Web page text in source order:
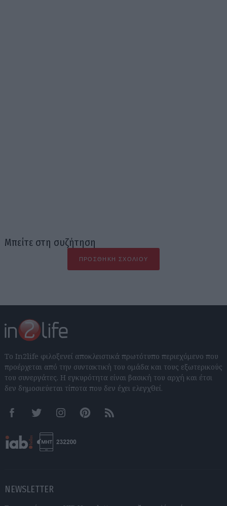
Μπείτε στη συζήτηση
ΠΡΟΣΘΉΚΗ ΣΧΟΛΊΟΥ
Το In2life φιλοξενεί αποκλειστικά πρωτότυπο περιεχόμενο που
προέρχεται από την συντακτική του ομάδα και τους εξωτερικούς
του συνεργάτες. Η εγκυρότητα είναι βασική του αρχή και έτσι
δεν δημοσιεύεται τίποτα που δεν έχει ελεγχθεί.
FacebookTwitter InstagramPinterestRSS feeds
NEWSLETTER